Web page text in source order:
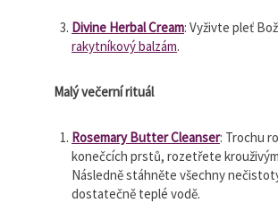
Divine Herbal Cream: Vyživte pleť
rakytníkový balzám.
Malý večerní rituál
RosemaryButterCleanser: Trochu
konečcích prstů, rozetřete
Následně stáhněte všechny
dostatečně teplé vodě.